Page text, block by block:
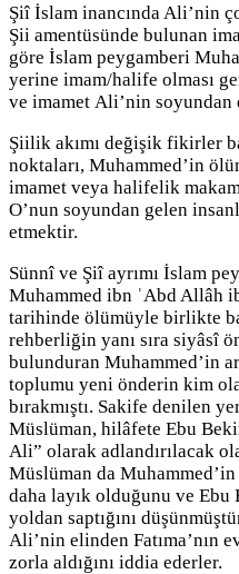
Şiî İslam inancında Ali’nin
Şii amentüsünde bulunan
göre İslam peygamberi
yerine imam/halife olması
ve imamet Ali’nin soyundan
Şiilik akımı değişik fikirler
noktaları, Muhammed’in
imamet veya halifelik
O’nun soyundan gelen
etmektir.
Sünnî ve Şiî ayrımı İslam
Muhammed ibn ʿAbd Allâh
tarihinde ölümüyle birlikte
rehberliğin yanı sıra siyâsî
bulunduran Muhammed’in
toplumu yeni önderin kim
bırakmıştı. Sakife denilen
Müslüman, hilâfete Ebu
Ali” olarak adlandırılacak
Müslüman da
daha layık olduğunu ve
yoldan saptığını
Ali’nin elinden Fatıma’nın
zorla aldığını iddia ederler.